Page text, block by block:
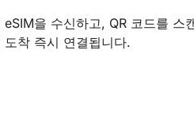
eSIM을 수신하고, QR 코드를 스
도착 즉시 연결됩니다.